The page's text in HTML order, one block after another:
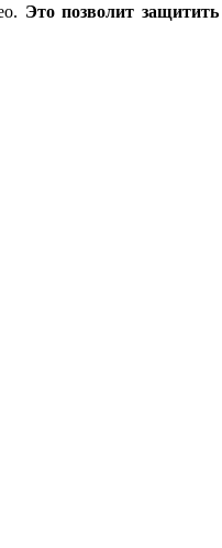
Это позволит